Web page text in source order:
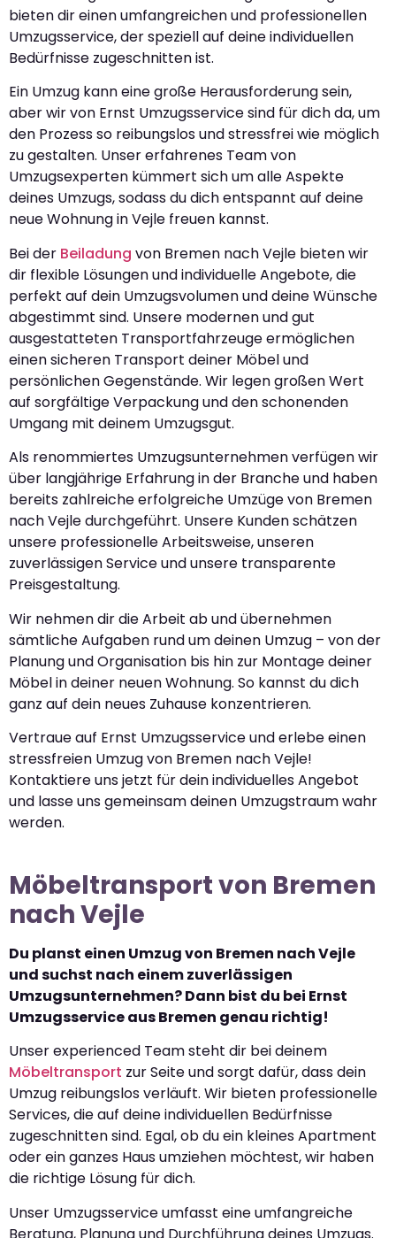
bieten dir einen umfangreichen und professionellen
Umzugsservice, der speziell auf deine individuellen
Bedürfnisse zugeschnitten ist.
Ein Umzug kann eine große Herausforderung sein,
aber wir von Ernst Umzugsservice sind für dich da, um
den Prozess so reibungslos und stressfrei wie möglich
zu gestalten. Unser erfahrenes Team von
Umzugsexperten kümmert sich um alle Aspekte
deines Umzugs, sodass du dich entspannt auf deine
neue Wohnung in Vejle freuen kannst.
Bei der Beiladung von Bremen nach Vejle bieten wir
dir flexible Lösungen und individuelle Angebote, die
perfekt auf dein Umzugsvolumen und deine Wünsche
abgestimmt sind. Unsere modernen und gut
ausgestatteten Transportfahrzeuge ermöglichen
einen sicheren Transport deiner Möbel und
persönlichen Gegenstände. Wir legen großen Wert
auf sorgfältige Verpackung und den schonenden
Umgang mit deinem Umzugsgut.
Als renommiertes Umzugsunternehmen verfügen wir
über langjährige Erfahrung in der Branche und haben
bereits zahlreiche erfolgreiche Umzüge von Bremen
nach Vejle durchgeführt. Unsere Kunden schätzen
unsere professionelle Arbeitsweise, unseren
zuverlässigen Service und unsere transparente
Preisgestaltung.
Wir nehmen dir die Arbeit ab und übernehmen
sämtliche Aufgaben rund um deinen Umzug – von der
Planung und Organisation bis hin zur Montage deiner
Möbel in deiner neuen Wohnung. So kannst du dich
ganz auf dein neues Zuhause konzentrieren.
Vertraue auf Ernst Umzugsservice und erlebe einen
stressfreien Umzug von Bremen nach Vejle!
Kontaktiere uns jetzt für dein individuelles Angebot
und lasse uns gemeinsam deinen Umzugstraum wahr
werden.
Möbeltransport von Bremen
nach Vejle
Du planst einen Umzug von Bremen nach Vejle
und suchst nach einem zuverlässigen
Umzugsunternehmen? Dann bist du bei Ernst
Umzugsservice aus Bremen genau richtig!
Unser experienced Team steht dir bei deinem
Möbeltransport zur Seite und sorgt dafür, dass dein
Umzug reibungslos verläuft. Wir bieten professionelle
Services, die auf deine individuellen Bedürfnisse
zugeschnitten sind. Egal, ob du ein kleines Apartment
oder ein ganzes Haus umziehen möchtest, wir haben
die richtige Lösung für dich.
Unser Umzugsservice umfasst eine umfangreiche
Beratung, Planung und Durchführung deines Umzugs.